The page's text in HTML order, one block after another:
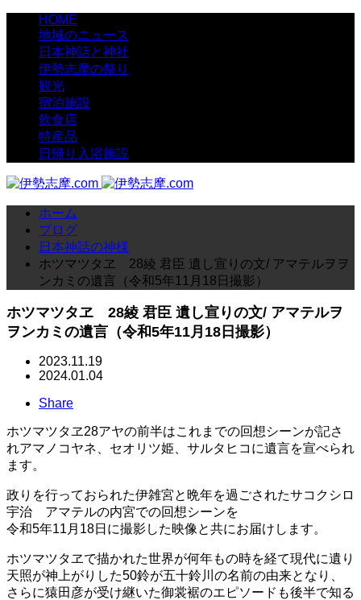
HOME
地域のニュース
日本神話と神社
伊勢志摩の祭り
観光
宿泊施設
飲食店
特産品
日帰り入浴施設
ホーム
ブログ
日本神話の神様
ホツマツタヱ 28綾 君臣 遺し宣りの文/ アマテルヲヲ
ンカミの遺言（令和5年11月18日撮影）
ホツマツタヱ 28綾 君臣 遺し宣りの文/ アマテルヲ
ヲンカミの遺言（令和5年11月18日撮影）
2023.11.19
2024.01.04
Share
ホツマツタヱ28アヤの前半はこれまでの回想シーンが記さ
れアマノコヤネ、セオリツ姫、サルタヒコに遺言を宣べられ
ます。
政りを行っておられた伊雑宮と晩年を過ごされたサコクシロ
宇治 アマテルの内宮での回想シーンを
令和5年11月18日に撮影した映像と共にお届けします。
ホツマツタヱで描かれた世界が何年もの時を経て現代に遺り
天照が神上がりした50鈴が五十鈴川の名前の由来となり、
さらに猿田彦が受け継いた御裳裾のエピソードも後半で知る